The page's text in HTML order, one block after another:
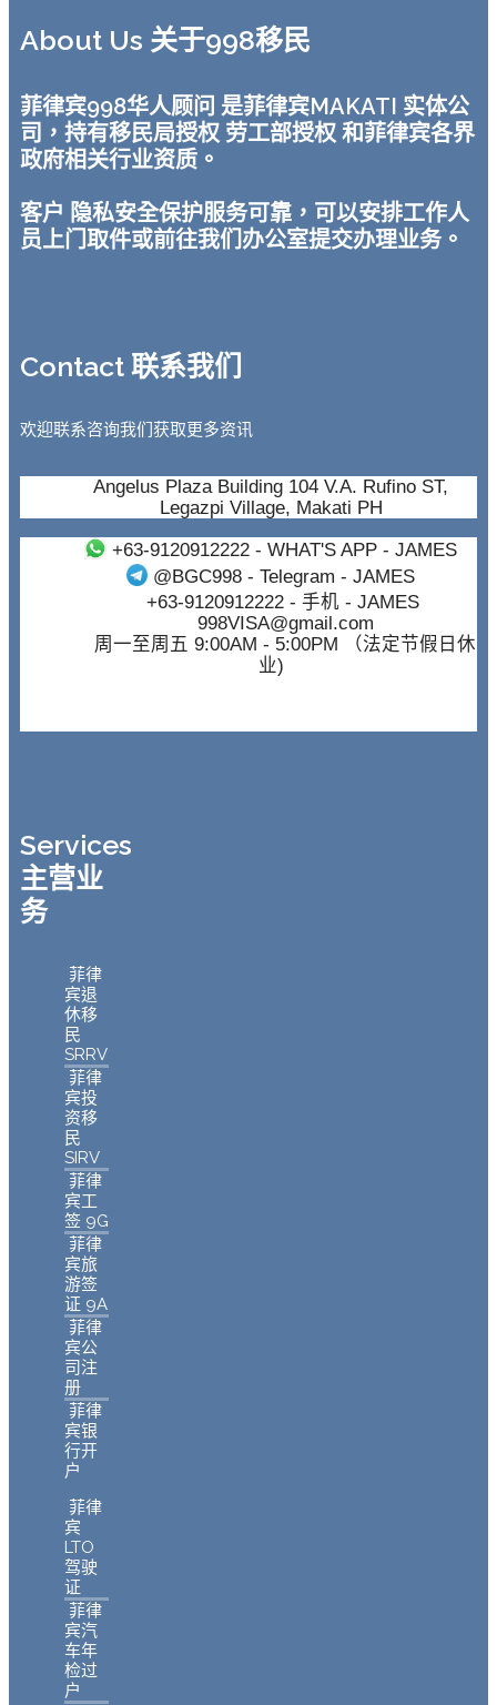
About Us 关于998移民
菲律宾998华人顾问 是菲律宾MAKATI 实体公
司，持有移民局授权 劳工部授权 和菲律宾各界
政府相关行业资质。
客户 隐私安全保护服务可靠，可以安排工作人
员上门取件或前往我们办公室提交办理业务。
Contact 联系我们
欢迎联系咨询我们获取更多资讯
Angelus Plaza Building 104 V.A. Rufino ST,
Legazpi Village, Makati PH
+63-9120912222- WHAT'S APP - JAMES
@BGC998 - Telegram - JAMES
+63-9120912222- 手机 - JAMES
998VISA@gmail.com
周一至周五 9:00AM - 5:00PM （法定节假日休
业)
Services
主营业
务
菲律
宾退
休移
民
SRRV
菲律
宾投
资移
民
SIRV
菲律
宾工
签 9G
菲律
宾旅
游签
证 9A
菲律
宾公
司注
册
菲律
宾银
行开
户
菲律
宾
LTO
驾驶
证
菲律
宾汽
车年
检过
户